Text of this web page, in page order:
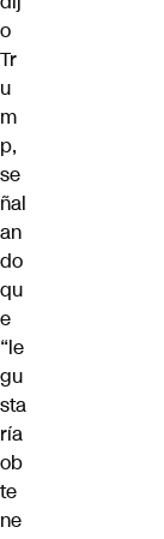
o
Tr
u
m
p,
se
ñal
an
do
qu
e
“le
gu
sta
ría
ob
te
ne